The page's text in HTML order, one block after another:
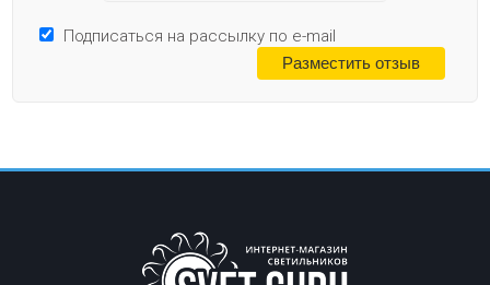
Подписаться на рассылку по e-mail